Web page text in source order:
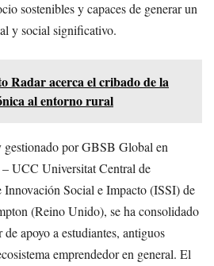
sostenibles y capaces de generar un
y social significativo.
Radar acerca el cribado de la
al entorno rural
por GBSB Global en
UCC Universitat Central de
Social e Impacto (ISSI) de
(Reino Unido), se ha consolidado
apoyo a estudiantes, antiguos
emprendedor en general. El